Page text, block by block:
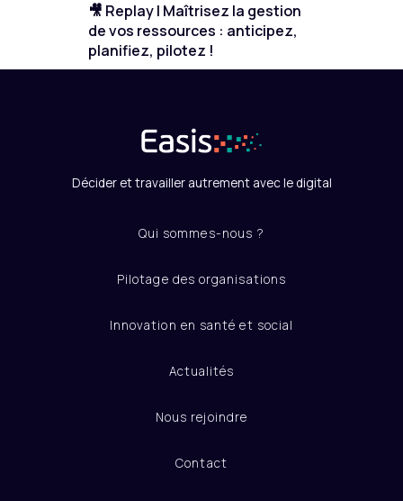
🎥 Replay | Maîtrisez la gestion
de vos ressources : anticipez,
planifiez, pilotez !
Décider et travailler autrement avec le digital
Qui sommes-nous ?
Pilotage des organisations
Innovation en santé et social
Actualités
Nous rejoindre
Contact